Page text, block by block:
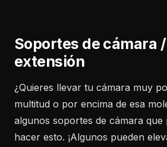
Soportes de cámara
extensión
¿Quieres llevar tu cámara muy
multitud o por encima de esa
algunos soportes de cámara que
hacer esto. ¡Algunos pueden